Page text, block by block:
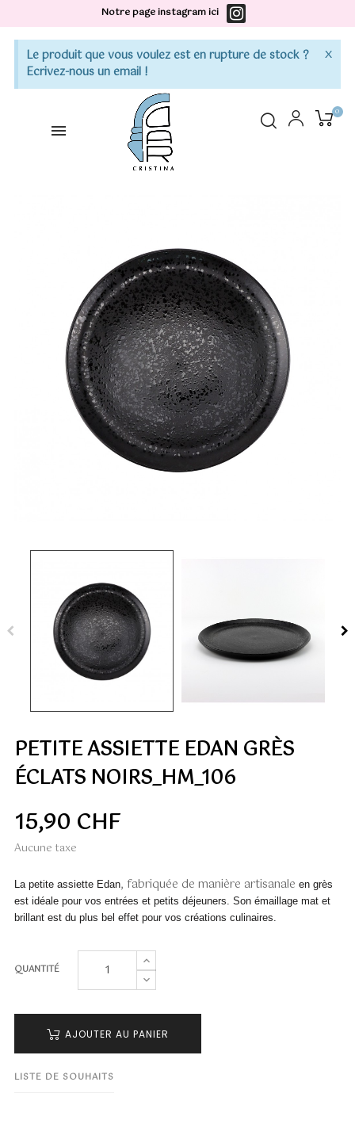
Notre page instagram ici
Le produit que vous voulez est en rupture de stock ?
Ecrivez-nous un email !
×
0
PETITE ASSIETTE EDAN GRÈS
ÉCLATS NOIRS_HM_106
15,90 CHF
Aucune taxe
La petite assiette Edan, fabriquée de manière artisanale en grès
est idéale pour vos entrées et petits déjeuners. Son émaillage mat et
brillant est du plus bel effet pour vos créations culinaires.
QUANTITÉ
AJOUTER AU PANIER
LISTE DE SOUHAITS